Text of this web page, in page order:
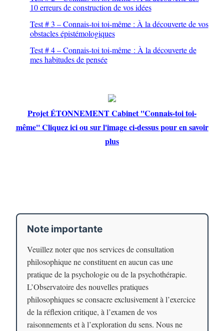
10 erreurs de construction de vos idées
Test # 3 – Connais-toi toi-même : À la découverte de vos
obstacles épistémologiques
Test # 4 – Connais-toi toi-même : À la découverte de
mes habitudes de pensée
Projet ÉTONNEMENT Cabinet ''Connais-toi toi-
même'' Cliquez ici ou sur l'image ci-dessus pour en savoir
plus
Note importante
Veuillez noter que nos services de consultation
philosophique ne constituent en aucun cas une
pratique de la psychologie ou de la psychothérapie.
L’Observatoire des nouvelles pratiques
philosophiques se consacre exclusivement à l’exercice
de la réflexion critique, à l’examen de vos
raisonnements et à l’exploration du sens. Nous ne